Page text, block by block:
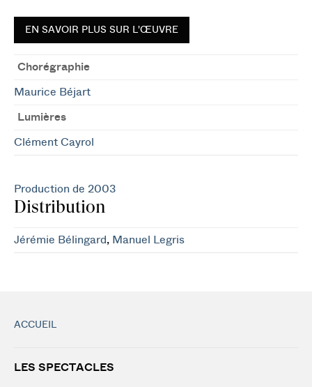
EN SAVOIR PLUS SUR L'ŒUVRE
Chorégraphie
Maurice Béjart
Lumières
Clément Cayrol
Production de 2003
Distribution
Jérémie Bélingard, Manuel Legris
ACCUEIL
LES SPECTACLES